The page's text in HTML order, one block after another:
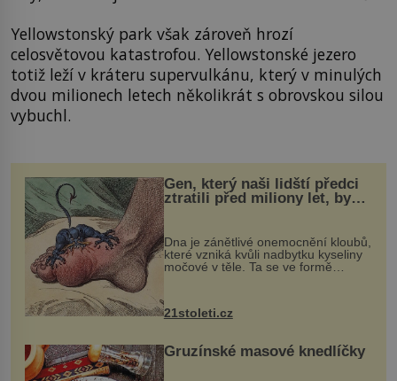
Yellowstonský park však zároveň hrozí
celosvětovou katastrofou. Yellowstonské jezero
totiž leží v kráteru supervulkánu, který v minulých
dvou milionech letech několikrát s obrovskou silou
vybuchl.
Gen, který naši lidští předci
ztratili před miliony let, by
mohl pomoci s léčbou
„nemoci králů“
Dna je zánětlivé onemocnění kloubů,
které vzniká kvůli nadbytku kyseliny
močové v těle. Ta se ve formě
nohou, a způsobuje bole...
21stoleti.cz
Gruzínské masové knedlíčky